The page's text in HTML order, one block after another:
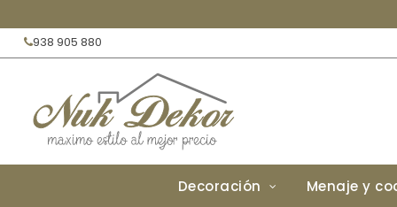
938 905 880
Decoración Menaje y